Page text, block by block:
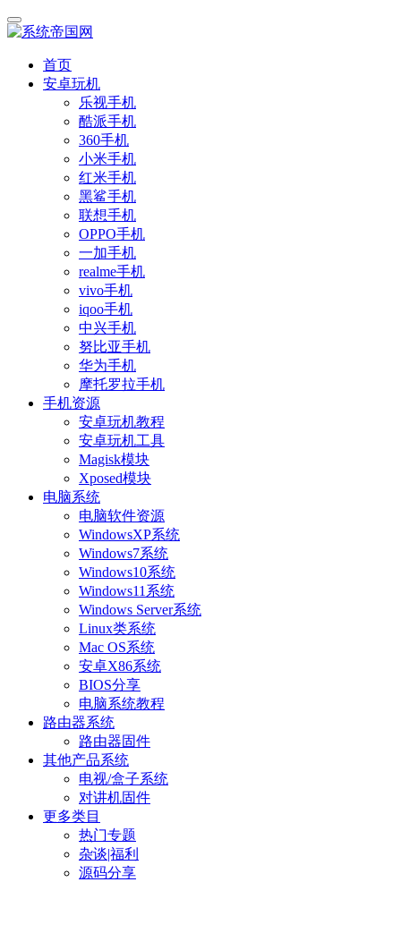
首页
安卓玩机
乐视手机
酷派手机
360手机
小米手机
红米手机
黑鲨手机
联想手机
OPPO手机
一加手机
realme手机
vivo手机
iqoo手机
中兴手机
努比亚手机
华为手机
摩托罗拉手机
手机资源
安卓玩机教程
安卓玩机工具
Magisk模块
Xposed模块
电脑系统
电脑软件资源
WindowsXP系统
Windows7系统
Windows10系统
Windows11系统
Windows Server系统
Linux类系统
Mac OS系统
安卓X86系统
BIOS分享
电脑系统教程
路由器系统
路由器固件
其他产品系统
电视/盒子系统
对讲机固件
更多类目
热门专题
杂谈|福利
源码分享